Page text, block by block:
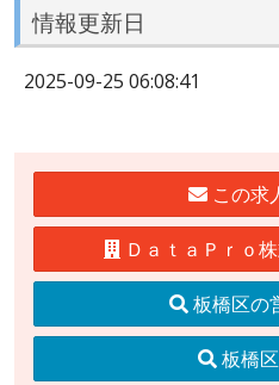
情報更新日
2025-09-25 06:08:41
この求
ＤａｔａＰｒｏ
板橋区の
板橋